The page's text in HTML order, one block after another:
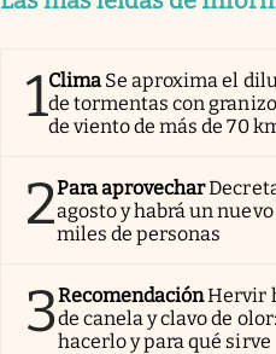
1Clima Se aproxima el
de tormentas con
de viento de más de 70
2Para aprovechar
agosto y habrá un
miles de personas
3RecomendaciónHervir
de canela y clavo de
hacerlo y para qué sirve